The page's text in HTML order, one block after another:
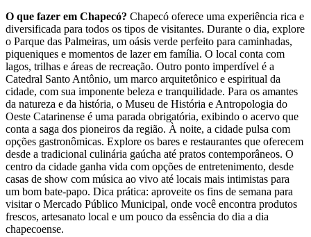
O que fazer em Chapecó? Chapecó oferece uma experiência rica e
diversificada para todos os tipos de visitantes. Durante o dia, explore
o Parque das Palmeiras, um oásis verde perfeito para caminhadas,
piqueniques e momentos de lazer em família. O local conta com
lagos, trilhas e áreas de recreação. Outro ponto imperdível é a
Catedral Santo Antônio, um marco arquitetônico e espiritual da
cidade, com sua imponente beleza e tranquilidade. Para os amantes
da natureza e da história, o Museu de História e Antropologia do
Oeste Catarinense é uma parada obrigatória, exibindo o acervo que
conta a saga dos pioneiros da região. À noite, a cidade pulsa com
opções gastronômicas. Explore os bares e restaurantes que oferecem
desde a tradicional culinária gaúcha até pratos contemporâneos. O
centro da cidade ganha vida com opções de entretenimento, desde
casas de show com música ao vivo até locais mais intimistas para
um bom bate-papo. Dica prática: aproveite os fins de semana para
visitar o Mercado Público Municipal, onde você encontra produtos
frescos, artesanato local e um pouco da essência do dia a dia
chapecoense.